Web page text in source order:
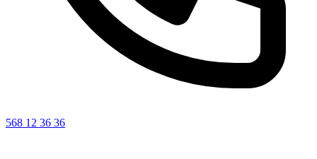
568 12 36 36